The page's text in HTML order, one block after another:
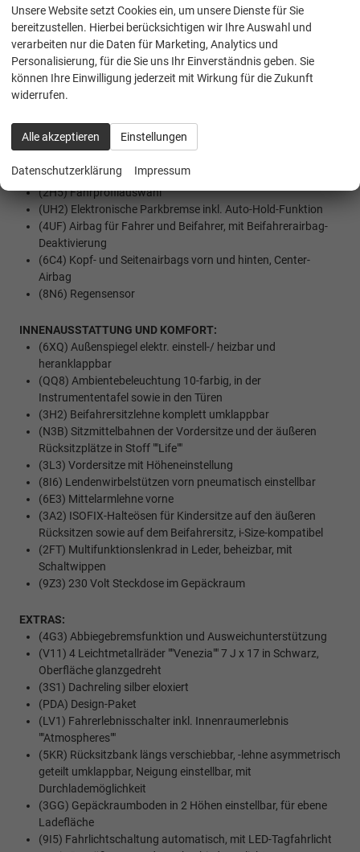
(1N3) Servolenkung elektromechanisch,
geschwindigkeitsabhängig geregelt
(7L6) Start-Stopp Automatik
(4L6) Innenspiegel automatisch abblendend
(UG1) Berganfahrassistent
(8J5) Notbremsassistent ""Front Assist"" mit Fußgänger- und
(EM2) Ablenkungs- und Müdigkeitserkennung
(NZ4) Notruf Service
Back-up-Horn und Abschleppschutz
(2H5) Fahrprofilauswahl
(UH2) Elektronische Parkbremse inkl. Auto-Hold-Funktion
(4UF) Airbag für Fahrer und Beifahrer, mit Beifahrerairbag-
Deaktivierung
(6C4) Kopf- und Seitenairbags vorn und hinten, Center-
Airbag
(8N6) Regensensor
INNENAUSSTATTUNG UND KOMFORT:
(6XQ) Außenspiegel elektr. einstell-/ heizbar und
heranklappbar
(QQ8) Ambientebeleuchtung 10-farbig, in der
Instrumententafel sowie in den Türen
(3H2) Beifahrersitzlehne komplett umklappbar
(N3B) Sitzmittelbahnen der Vordersitze und der äußeren
Rücksitzplätze in Stoff ""Life""
(3L3) Vordersitze mit Höheneinstellung
(8I6) Lendenwirbelstützen vorn pneumatisch einstellbar
(6E3) Mittelarmlehne vorne
(3A2) ISOFIX-Halteösen für Kindersitze auf den äußeren
Rücksitzen sowie auf dem Beifahrersitz, i-Size-kompatibel
(2FT) Multifunktionslenkrad in Leder, beheizbar, mit
Schaltwippen
(9Z3) 230 Volt Steckdose im Gepäckraum
EXTRAS:
(4G3) Abbiegebremsfunktion und Ausweichunterstützung
(V11) 4 Leichtmetallräder ""Venezia"" 7 J x 17 in Schwarz,
Oberfläche glanzgedreht
(3S1) Dachreling silber eloxiert
(PDA) Design-Paket
(LV1) Fahrerlebnisschalter inkl. Innenraumerlebnis
""Atmospheres""
(5KR) Rücksitzbank längs verschiebbar, -lehne asymmetrisch
geteilt umklappbar, Neigung einstellbar, mit
Durchlademöglichkeit
(3GG) Gepäckraumboden in 2 Höhen einstellbar, für ebene
Ladefläche
(9I5) Fahrlichtschaltung automatisch, mit LED-Tagfahrlicht
Unsere Website setzt Cookies ein, um unsere Dienste für Sie
bereitzustellen. Hierbei berücksichtigen wir Ihre Auswahl und
verarbeiten nur die Daten für Marketing, Analytics und
Personalisierung, für die Sie uns Ihr Einverständnis geben. Sie
können Ihre Einwilligung jederzeit mit Wirkung für die Zukunft
widerrufen.
Alle akzeptieren Einstellungen
Datenschutzerklärung Impressum